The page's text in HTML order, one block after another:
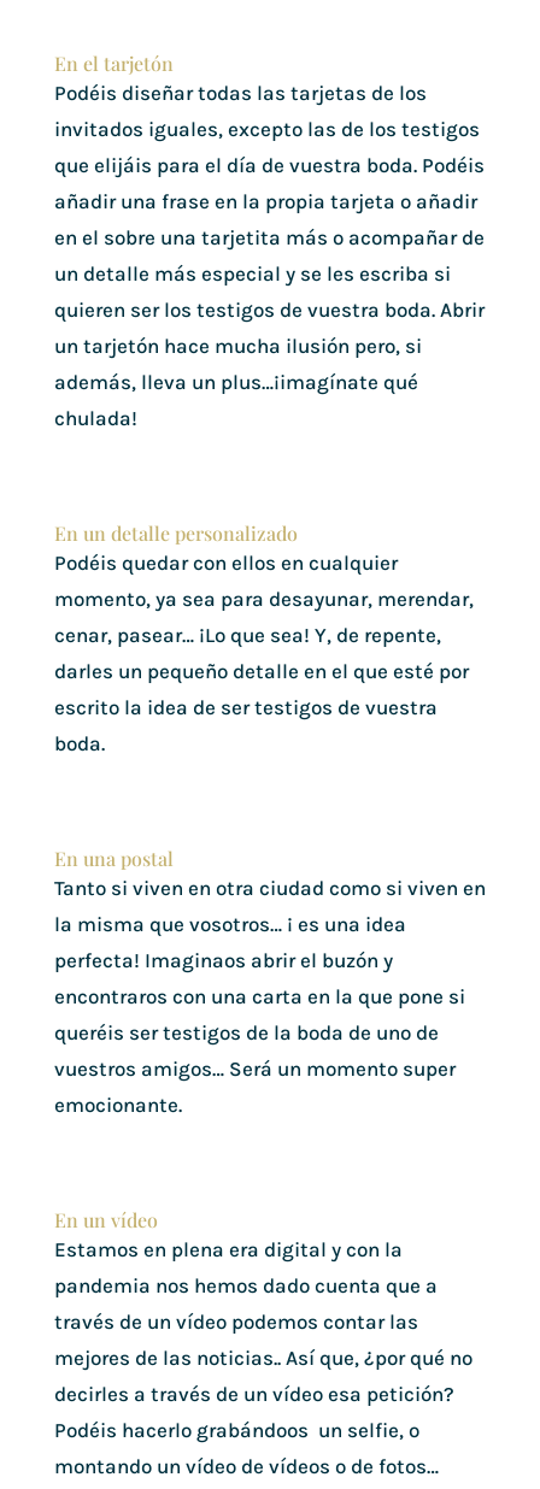
En el tarjetón
Podéis diseñar todas las tarjetas de los
invitados iguales, excepto las de los testigos
que elijáis para el día de vuestra boda. Podéis
añadir una frase en la propia tarjeta o añadir
en el sobre una tarjetita más o acompañar de
un detalle más especial y se les escriba si
quieren ser los testigos de vuestra boda. Abrir
un tarjetón hace mucha ilusión pero, si
además, lleva un plus…¡imagínate qué
chulada!
En un detalle personalizado
Podéis quedar con ellos en cualquier
momento, ya sea para desayunar, merendar,
cenar, pasear… ¡Lo que sea! Y, de repente,
darles un pequeño detalle en el que esté por
escrito la idea de ser testigos de vuestra
boda.
En una postal
Tanto si viven en otra ciudad como si viven en
la misma que vosotros… ¡ es una idea
perfecta! Imaginaos abrir el buzón y
encontraros con una carta en la que pone si
queréis ser testigos de la boda de uno de
vuestros amigos… Será un momento super
emocionante.
En un vídeo
Estamos en plena era digital y con la
pandemia nos hemos dado cuenta que a
través de un vídeo podemos contar las
mejores de las noticias.. Así que, ¿por qué no
decirles a través de un vídeo esa petición?
Podéis hacerlo grabándoos un selfie, o
montando un vídeo de vídeos o de fotos…